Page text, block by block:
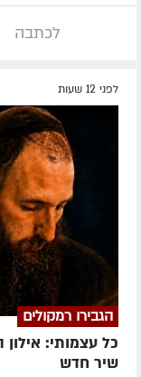
לכתבה
לפני 12 שעות
הגבירו רמקולים
כל עצמותי:
שיר חדש